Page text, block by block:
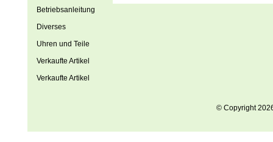
Betriebsanleitung
Diverses
Uhren und Teile
Verkaufte Artikel
Verkaufte Artikel
© Copyright